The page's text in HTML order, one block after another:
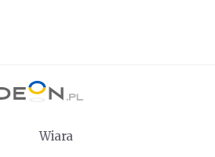
Wiara